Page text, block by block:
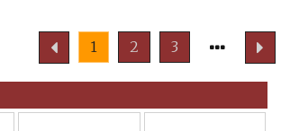
Page
précédente
1 2 3
Page